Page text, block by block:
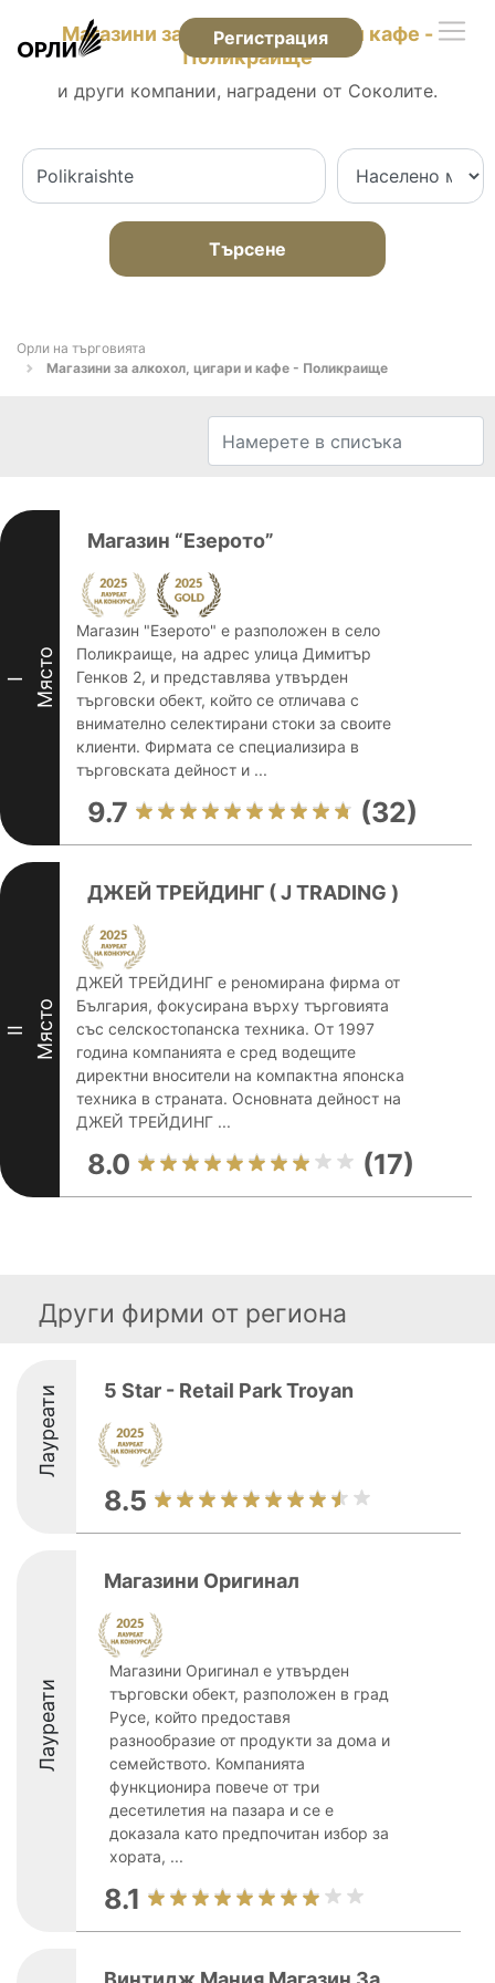
Регистрация
Магазини за алкохол, цигари и кафе -
Поликраище
и други компании, наградени от Соколите.
Търсене
Орли на търговията
Магазини за алкохол, цигари и кафе - Поликраище
I Място
Магазин “Езерото”
Магазин "Езерото" е разположен в село
Поликраище, на адрес улица Димитър
Генков 2, и представлява утвърден
търговски обект, който се отличава с
внимателно селектирани стоки за своите
клиенти. Фирмата се специализира в
търговската дейност и ...
9.7 (32)
II Място
ДЖЕЙ ТРЕЙДИНГ ( J TRADING )
ДЖЕЙ ТРЕЙДИНГ е реномирана фирма от
България, фокусирана върху търговията
със селскостопанска техника. От 1997
година компанията е сред водещите
директни вносители на компактна японска
техника в страната. Основната дейност на
ДЖЕЙ ТРЕЙДИНГ ...
8.0 (17)
Други фирми от региона
Лауреати 5 Star - Retail Park Troyan
8.5
Лауреати
Магазини Оригинал
Магазини Оригинал е утвърден
търговски обект, разположен в град
Русе, който предоставя
разнообразие от продукти за дома и
семейството. Компанията
функционира повече от три
десетилетия на пазара и се е
доказала като предпочитан избор за
хората, ...
8.1